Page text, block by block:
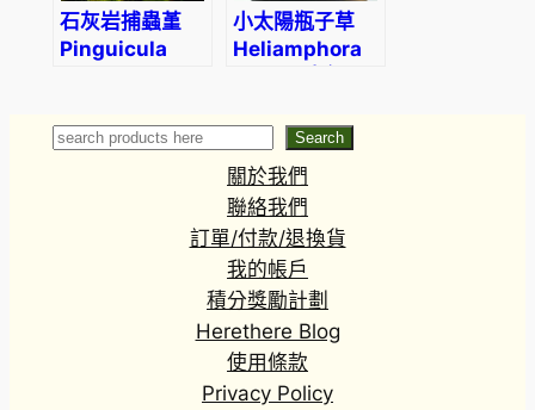
石灰岩捕蟲堇
Pinguicula
小太陽瓶子草
Heliamphora
Search
Search
關於我們
聯絡我們
訂單/付款/退換貨
我的帳戶
積分獎勵計劃
Herethere Blog
使用條款
Privacy Policy